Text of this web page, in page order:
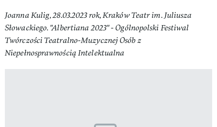
Joanna Kulig, 28.03.2023 rok, Kraków Teatr im. Juliusza
Słowackiego. "Albertiana 2023" - Ogólnopolski Festiwal
Twórczości Teatralno-Muzycznej Osób z
Niepełnosprawnością Intelektualna